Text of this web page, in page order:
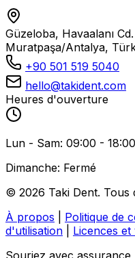
Güzeloba, Havaalanı
Muratpaşa/Antalya,
+90 501 519 5040
hello@takident.com
Heures d'ouverture
Lun - Sam: 09:00 - 18:00
Dimanche: Fermé
© 2026 Taki Dent. Tous
À propos
Politique de
d'utilisation
Licences